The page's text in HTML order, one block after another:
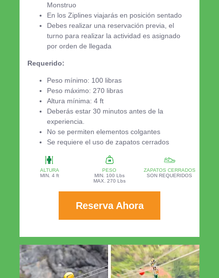
Monstruo
En los Ziplines viajarás en posición sentado
Debes realizar una reservación previa, el
turno para realizar la actividad es asignado
por orden de llegada
Requerido:
Peso mínimo: 100 libras
Peso máximo: 270 libras
Altura mínima: 4 ft
Deberás estar 30 minutos antes de la
experiencia.
No se permiten elementos colgantes
Se requiere el uso de zapatos cerrados
ALTURA
MIN. 4 ft
PESO
MIN. 100 Lbs
MAX. 270 Lbs
ZAPATOS CERRADOS
SON REQUERIDOS
Reserva Ahora